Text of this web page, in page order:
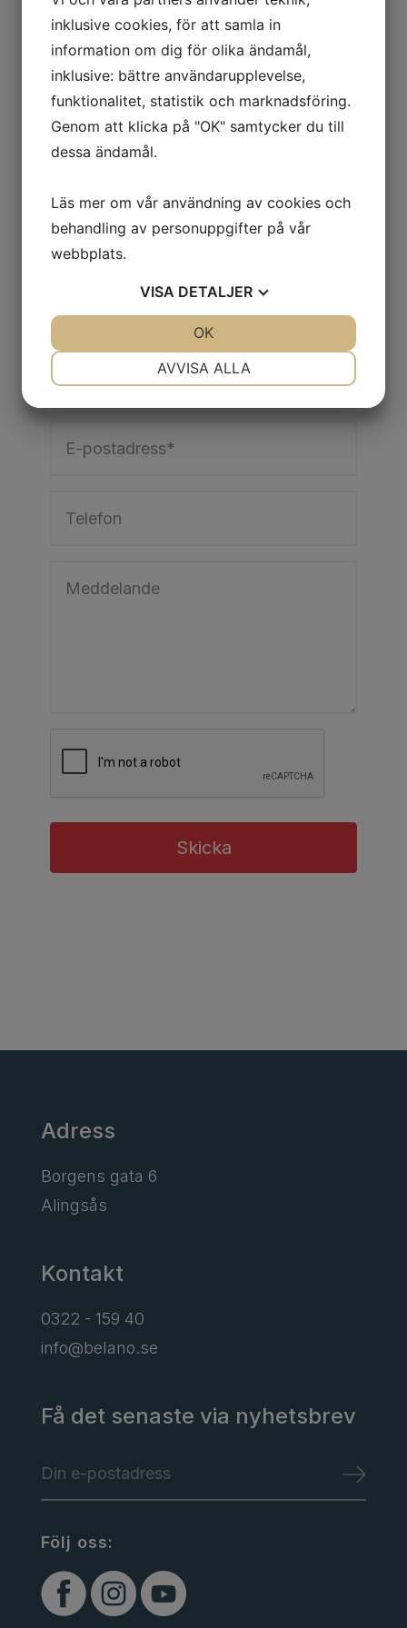
Skicka offert
Skicka
Adress
Borgens gata 6
Alingsås
Kontakt
0322 - 159 40
info@belano.se
Få det senaste via nyhetsbrev
Följ oss:
inklusive cookies, för att samla in
information om dig för olika ändamål,
inklusive: bättre användarupplevelse,
funktionalitet, statistik och marknadsföring.
Genom att klicka på "OK" samtycker du till
dessa ändamål.
Läs mer om vår användning av cookies och
behandling av personuppgifter på vår
webbplats.
VISA DETALJER
AVVISA ALLA
OK